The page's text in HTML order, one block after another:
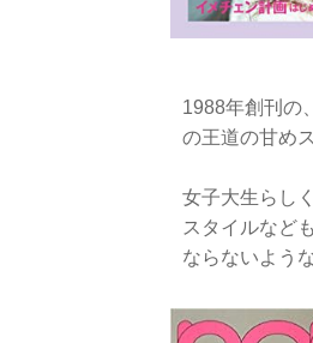
1988年創刊の
の王道の甘め
女子大生らし
スタイルなど
ならないよう